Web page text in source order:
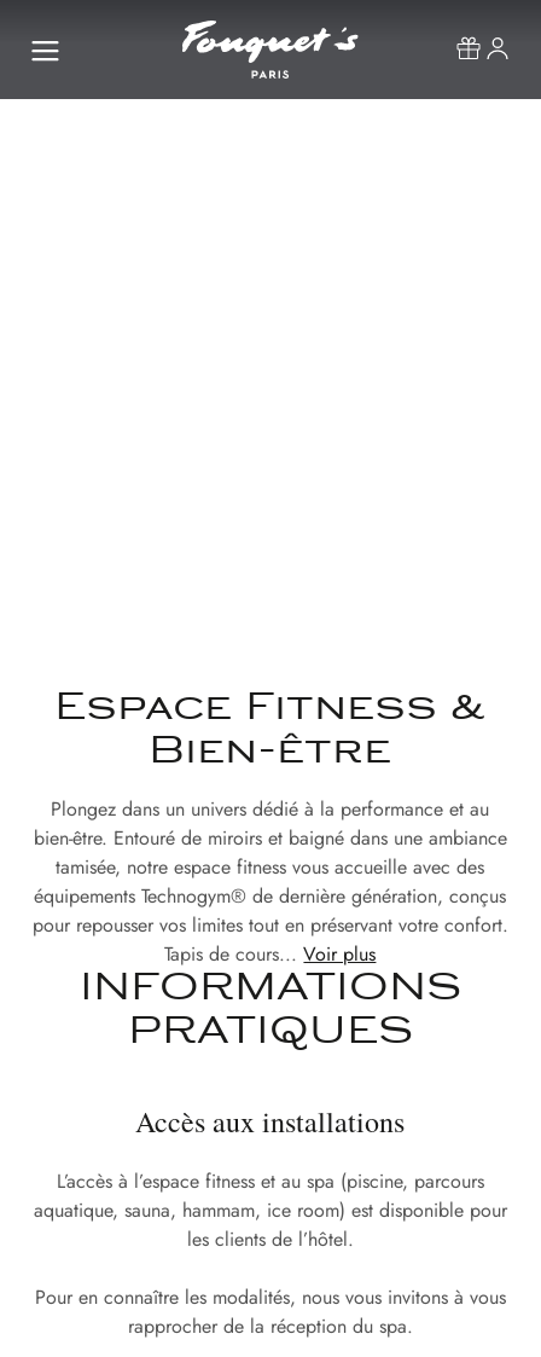
Espace Fitness &
Bien-être
Plongez dans un univers dédié à la performance et au
bien-être. Entouré de miroirs et baigné dans une ambiance
tamisée, notre espace fitness vous accueille avec des
équipements Technogym® de dernière génération, conçus
pour repousser vos limites tout en préservant votre confort.
Tapis de cours... Voir plus
INFORMATIONS
PRATIQUES
Accès aux installations
L’accès à l’espace fitness et au spa (piscine, parcours
aquatique, sauna, hammam, ice room) est disponible pour
les clients de l’hôtel.
Pour en connaître les modalités, nous vous invitons à vous
rapprocher de la réception du spa.